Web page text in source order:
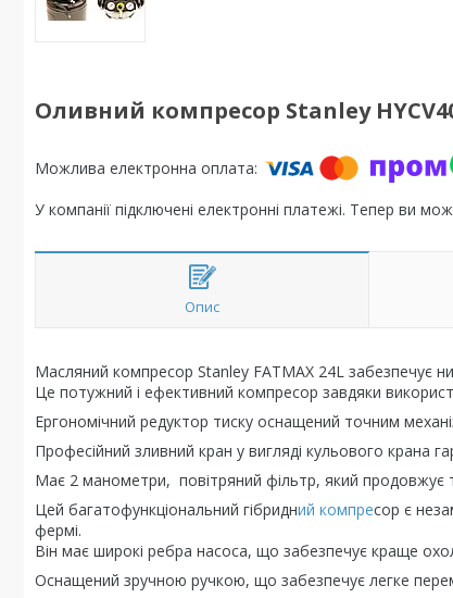
Оливний компресор Stanley
У компанії підключені електронні платежі. Тепер ви
Опис
Масляний компресор Stanley FATMAX 24L забезпечує
Це потужний і ефективний компресор завдяки
Ергономічний редуктор тиску оснащений точним
Професійний зливний кран у вигляді кульового крана
Має 2 манометри, повітряний фільтр, який продовжує
Цей багатофункціональний гібридний компресор є
фермі.
Він має широкі ребра насоса, що забезпечує краще
Оснащений зручною ручкою, що забезпечує легке